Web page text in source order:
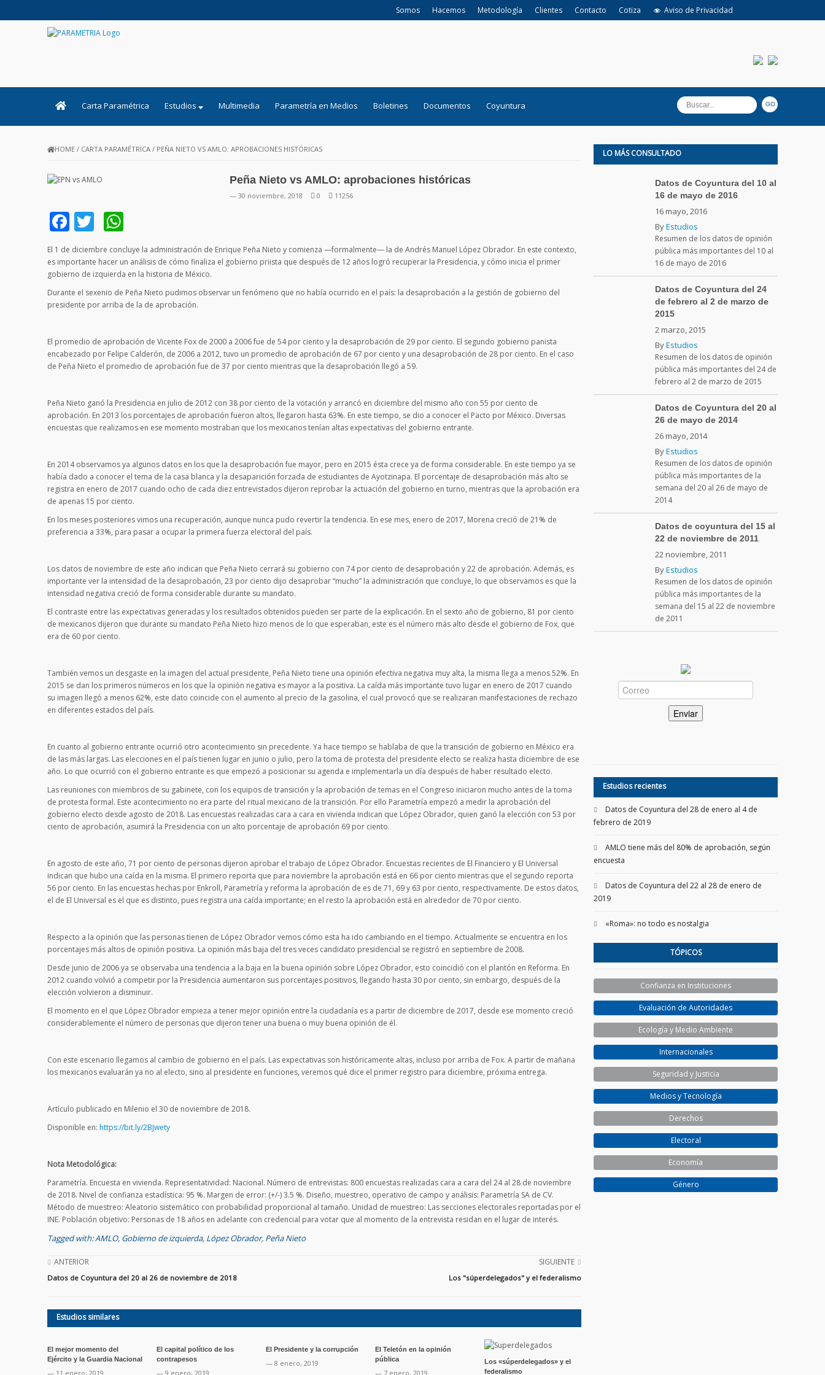
Somos Hacemos Metodología Clientes Contacto Cotiza Aviso de Privacidad
Carta Paramétrica Estudios Multimedia Parametría en Medios Boletines Documentos Coyuntura
HOME / CARTA PARAMÉTRICA / PEÑA NIETO VS AMLO: APROBACIONES HISTÓRICAS
Peña Nieto vs AMLO: aprobaciones históricas
— 30 noviembre, 2018 0 11256
Facebook
Twitter
El 1 de diciembre concluye la administración de Enrique Peña Nieto y comienza —formalmente— la de Andrés Manuel López Obrador. En este contexto,
es importante hacer un análisis de cómo finaliza el gobierno priista que después de 12 años logró recuperar la Presidencia, y cómo inicia el primer
gobierno de izquierda en la historia de México.
Durante el sexenio de Peña Nieto pudimos observar un fenómeno que no había ocurrido en el país: la desaprobación a la gestión de gobierno del
presidente por arriba de la de aprobación.
El promedio de aprobación de Vicente Fox de 2000 a 2006 fue de 54 por ciento y la desaprobación de 29 por ciento. El segundo gobierno panista
encabezado por Felipe Calderón, de 2006 a 2012, tuvo un promedio de aprobación de 67 por ciento y una desaprobación de 28 por ciento. En el caso
de Peña Nieto el promedio de aprobación fue de 37 por ciento mientras que la desaprobación llegó a 59.
Peña Nieto ganó la Presidencia en julio de 2012 con 38 por ciento de la votación y arrancó en diciembre del mismo año con 55 por ciento de
aprobación. En 2013 los porcentajes de aprobación fueron altos, llegaron hasta 63%. En este tiempo, se dio a conocer el Pacto por México. Diversas
encuestas que realizamos en ese momento mostraban que los mexicanos tenían altas expectativas del gobierno entrante.
En 2014 observamos ya algunos datos en los que la desaprobación fue mayor, pero en 2015 ésta crece ya de forma considerable. En este tiempo ya se
había dado a conocer el tema de la casa blanca y la desaparición forzada de estudiantes de Ayotzinapa. El porcentaje de desaprobación más alto se
registra en enero de 2017 cuando ocho de cada diez entrevistados dijeron reprobar la actuación del gobierno en turno, mientras que la aprobación era
de apenas 15 por ciento.
En los meses posteriores vimos una recuperación, aunque nunca pudo revertir la tendencia. En ese mes, enero de 2017, Morena creció de 21% de
preferencia a 33%, para pasar a ocupar la primera fuerza electoral del país.
Los datos de noviembre de este año indican que Peña Nieto cerrará su gobierno con 74 por ciento de desaprobación y 22 de aprobación. Además, es
importante ver la intensidad de la desaprobación, 23 por ciento dijo desaprobar “mucho” la administración que concluye, lo que observamos es que la
intensidad negativa creció de forma considerable durante su mandato.
El contraste entre las expectativas generadas y los resultados obtenidos pueden ser parte de la explicación. En el sexto año de gobierno, 81 por ciento
de mexicanos dijeron que durante su mandato Peña Nieto hizo menos de lo que esperaban, este es el número más alto desde el gobierno de Fox, que
era de 60 por ciento.
También vemos un desgaste en la imagen del actual presidente, Peña Nieto tiene una opinión efectiva negativa muy alta, la misma llega a menos 52%. En
2015 se dan los primeros números en los que la opinión negativa es mayor a la positiva. La caída más importante tuvo lugar en enero de 2017 cuando
su imagen llegó a menos 62%, este dato coincide con el aumento al precio de la gasolina, el cual provocó que se realizaran manifestaciones de rechazo
en diferentes estados del país.
En cuanto al gobierno entrante ocurrió otro acontecimiento sin precedente. Ya hace tiempo se hablaba de que la transición de gobierno en México era
de las más largas. Las elecciones en el país tienen lugar en junio o julio, pero la toma de protesta del presidente electo se realiza hasta diciembre de ese
año. Lo que ocurrió con el gobierno entrante es que empezó a posicionar su agenda e implementarla un día después de haber resultado electo.
Las reuniones con miembros de su gabinete, con los equipos de transición y la aprobación de temas en el Congreso iniciaron mucho antes de la toma
de protesta formal. Este acontecimiento no era parte del ritual mexicano de la transición. Por ello Parametría empezó a medir la aprobación del
gobierno electo desde agosto de 2018. Las encuestas realizadas cara a cara en vivienda indican que López Obrador, quien ganó la elección con 53 por
ciento de aprobación, asumirá la Presidencia con un alto porcentaje de aprobación 69 por ciento.
En agosto de este año, 71 por ciento de personas dijeron aprobar el trabajo de López Obrador. Encuestas recientes de El Financiero y El Universal
indican que hubo una caída en la misma. El primero reporta que para noviembre la aprobación está en 66 por ciento mientras que el segundo reporta
56 por ciento. En las encuestas hechas por Enkroll, Parametría y reforma la aprobación de es de 71, 69 y 63 por ciento, respectivamente. De estos datos,
el de El Universal es el que es distinto, pues registra una caída importante; en el resto la aprobación está en alrededor de 70 por ciento.
Respecto a la opinión que las personas tienen de López Obrador vemos cómo esta ha ido cambiando en el tiempo. Actualmente se encuentra en los
porcentajes más altos de opinión positiva. La opinión más baja del tres veces candidato presidencial se registró en septiembre de 2008.
Desde junio de 2006 ya se observaba una tendencia a la baja en la buena opinión sobre López Obrador, esto coincidió con el plantón en Reforma. En
2012 cuando volvió a competir por la Presidencia aumentaron sus porcentajes positivos, llegando hasta 30 por ciento, sin embargo, después de la
elección volvieron a disminuir.
El momento en el que López Obrador empieza a tener mejor opinión entre la ciudadanía es a partir de diciembre de 2017, desde ese momento creció
considerablemente el número de personas que dijeron tener una buena o muy buena opinión de él.
Con este escenario llegamos al cambio de gobierno en el país. Las expectativas son históricamente altas, incluso por arriba de Fox. A partir de mañana
los mexicanos evaluarán ya no al electo, sino al presidente en funciones, veremos qué dice el primer registro para diciembre, próxima entrega.
Artículo publicado en Milenio el 30 de noviembre de 2018.
Disponible en: https://bit.ly/2BJwety
Nota Metodológica:
Parametría. Encuesta en vivienda. Representatividad: Nacional. Número de entrevistas: 800 encuestas realizadas cara a cara del 24 al 28 de noviembre
de 2018. Nivel de confianza estadística: 95 %. Margen de error: (+/-) 3.5 %. Diseño, muestreo, operativo de campo y análisis: Parametría SA de CV.
Método de muestreo: Aleatorio sistemático con probabilidad proporcional al tamaño. Unidad de muestreo: Las secciones electorales reportadas por el
INE. Población objetivo: Personas de 18 años en adelante con credencial para votar que al momento de la entrevista residan en el lugar de interés.
Tagged with:AMLO, Gobierno de izquierda, López Obrador, Peña Nieto
ANTERIOR
Datos de Coyuntura del 20 al 26 de noviembre de 2018
SIGUIENTE
Los "súperdelegados" y el federalismo
Estudios similares
El mejor momento del
Ejército y la Guardia Nacional
— 11 enero, 2019
El capital político de los
contrapesos
— 9 enero, 2019
El Presidente y la corrupción
— 8 enero, 2019
El Teletón en la opinión
pública
— 7 enero, 2019
Los «súperdelegados» y el
federalismo
LO MÁS CONSULTADO
Datos de Coyuntura del 10 al
16 de mayo de 2016
16 mayo, 2016
ByEstudios
Resumen de los datos de opinión
pública más importantes del 10 al
16 de mayo de 2016
Datos de Coyuntura del 24
de febrero al 2 de marzo de
2015
2 marzo, 2015
ByEstudios
Resumen de los datos de opinión
pública más importantes del 24 de
febrero al 2 de marzo de 2015
Datos de Coyuntura del 20 al
26 de mayo de 2014
26 mayo, 2014
ByEstudios
Resumen de los datos de opinión
pública más importantes de la
semana del 20 al 26 de mayo de
2014
Datos de coyuntura del 15 al
22 de noviembre de 2011
22 noviembre, 2011
ByEstudios
Resumen de los datos de opinión
pública más importantes de la
semana del 15 al 22 de noviembre
de 2011
Estudios recientes
Datos de Coyuntura del 28 de enero al 4 de
febrero de 2019
AMLO tiene más del 80% de aprobación, según
encuesta
Datos de Coyuntura del 22 al 28 de enero de
2019
«Roma»: no todo es nostalgia
TÓPICOS
Confianza en Instituciones
Evaluación de Autoridades
Ecología y Medio Ambiente
Internacionales
Seguridad y Justicia
Medios y Tecnología
Derechos
Electoral
Economía
Género